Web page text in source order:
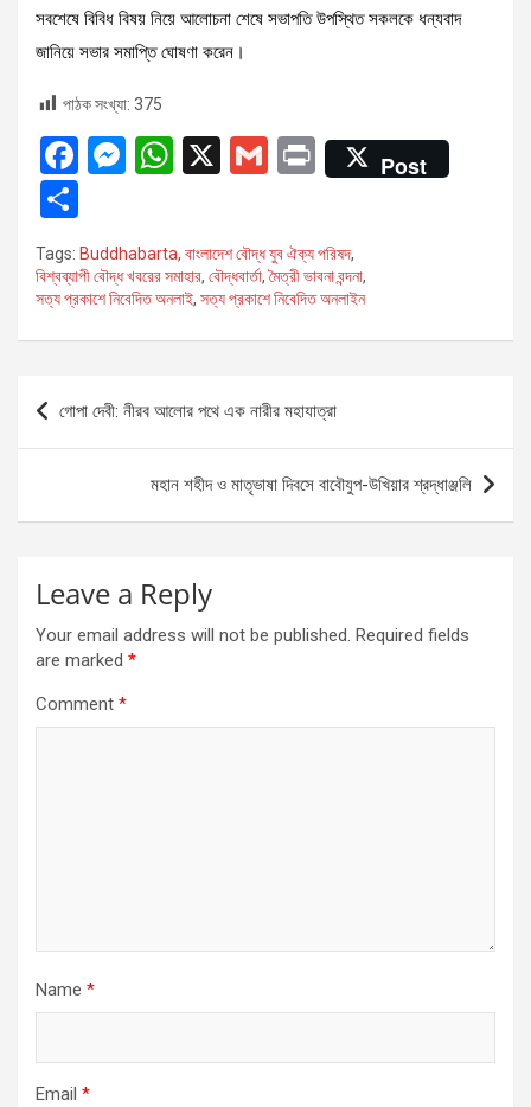
সবশেষে বিবিধ বিষয় নিয়ে আলোচনা শেষে সভাপতি উপস্থিত সকলকে ধন্যবাদ
জানিয়ে সভার সমাপ্তি ঘোষণা করেন।
পাঠক সংখ্যা: 375
F
b
o
o
M
n
g
er
W
s
A
p
X
G
Pr
Post
h
ar
e
Tags: Buddhabarta, বাংলাদেশ বৌদ্ধ যুব ঐক্য পরিষদ,
বিশ্বব্যাপী বৌদ্ধ খবরের সমাহার, বৌদ্ধবার্তা,মৈত্রী ভাবনা বন্দনা,
সত্য প্রকাশে নিবেদিত অনলাই, সত্য প্রকাশে নিবেদিত অনলাইন
Post
navigation
গোপা দেবী: নীরব আলোর পথে এক নারীর মহাযাত্রা
মহান শহীদ ও মাতৃভাষা দিবসে বাবৌযুপ-উখিয়ার শ্রদ্ধাঞ্জলি
Leave a Reply
Your email address will not be published. Required fields
are marked *
Comment *
Name *
Email *